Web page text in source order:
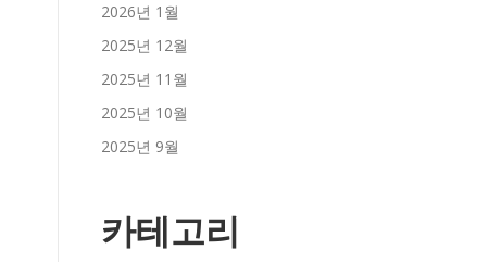
2026년 1월
2025년 12월
2025년 11월
2025년 10월
2025년 9월
카테고리